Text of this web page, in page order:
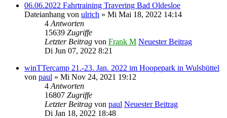
06.06.2022 Fahrtraining Travering Bad Oldesloe
Dateianhang von ulrich » Mi Mai 18, 2022 14:14
4 Antworten
15639 Zugriffe
Letzter Beitrag von Frank M Neuester Beitrag
Di Jun 07, 2022 8:21
winTTercamp 21.-23. Jan. 2022 im Hoopepark in Wulsbüttel
von paul » Mi Nov 24, 2021 19:12
4 Antworten
16807 Zugriffe
Letzter Beitrag von paul Neuester Beitrag
Di Jan 18, 2022 18:48